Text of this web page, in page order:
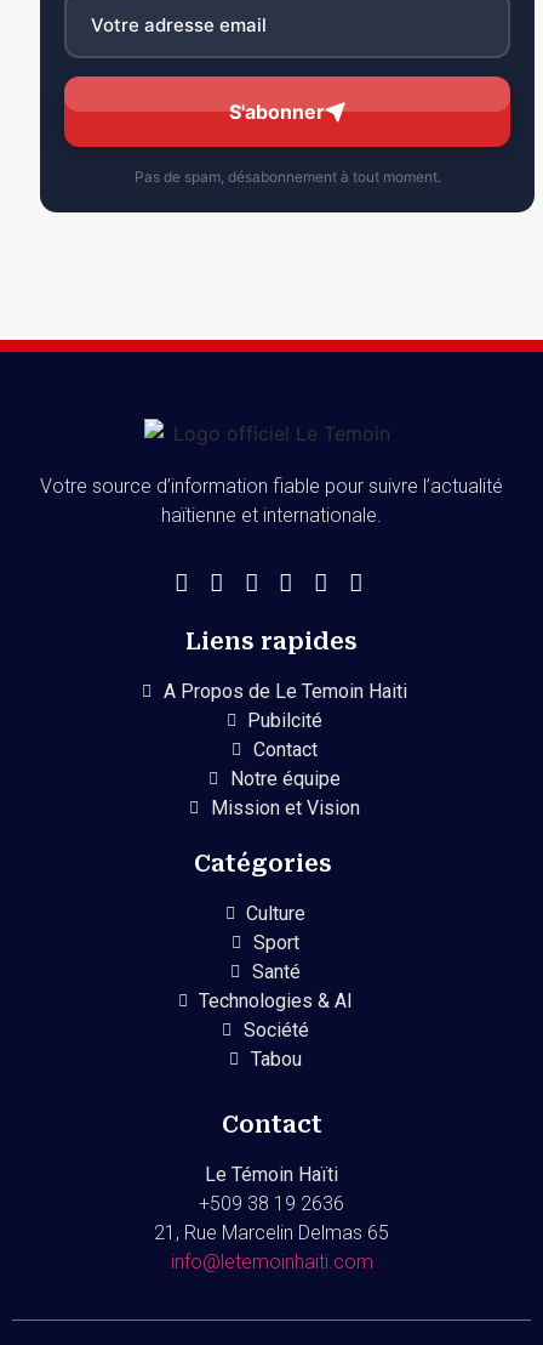
S'abonner
Pas de spam, désabonnement à tout moment.
Votre source d’information fiable pour suivre l’actualité
haïtienne et internationale.
Liens rapides
A Propos de Le Temoin Haiti
Pubilcité
Contact
Notre équipe
Mission et Vision
Catégories
Culture
Sport
Santé
Technologies & AI
Société
Tabou
Contact
Le Témoin Haïti
+509 38 19 2636
21, Rue Marcelin Delmas 65
info@letemoinhaiti.com